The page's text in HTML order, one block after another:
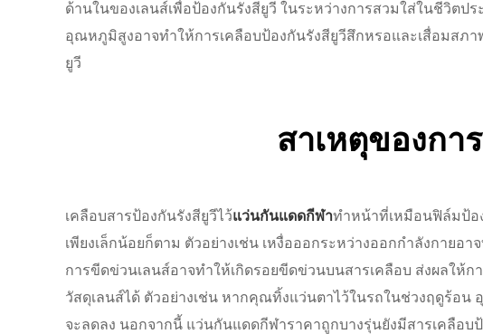
ด้านในของเลนส์เพื่อป้องกันรังสียูวี ในระหว่างการสวมใส่ในชีวิตป
อุณหภูมิสูงอาจทำให้การเคลือบป้องกันรังสียูวีสึกหรอและเสื่อมสภ
ยูวี
สาเหตุของกา
เคลือบสารป้องกันรังสียูวีไว้แว่นกันแดดกีฬาทำหน้าที่เหมือนฟิล์มป้อ
เพียงเล็กน้อยก็ตาม ตัวอย่างเช่น เหงื่อออกระหว่างออกกำลังกายอ
การขีดข่วนเลนส์อาจทำให้เกิดรอยขีดข่วนบนสารเคลือบ ส่งผลให้
วัสดุเลนส์ได้ ตัวอย่างเช่น หากคุณทิ้งแว่นตาไว้ในรถในช่วงฤดูร้อ
จะลดลง นอกจากนี้ แว่นกันแดดกีฬาราคาถูกบางรุ่นยังมีสารเคลือ